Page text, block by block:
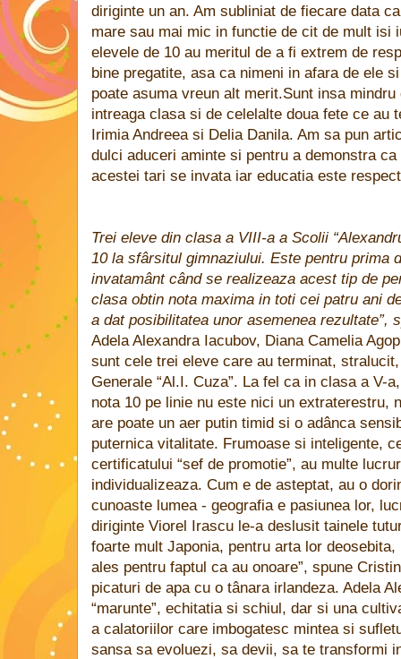
diriginte un an. Am subliniat de fiecare data
mare sau mai mic in functie de cit de mult isi
elevele de 10 au meritul de a fi extrem de
bine pregatite, asa ca nimeni in afara de ele
poate asuma vreun alt merit.Sunt insa
intreaga clasa si de celelalte doua fete ce au
Irimia Andreea si Delia Danila. Am sa pun
dulci aduceri aminte si pentru a demonstra
acestei tari se invata iar educatia este
Trei eleve din clasa a VIII-a a Scolii
10 la sfârsitul gimnaziului. Este pentru prima
invatamânt când se realizeaza acest tip de
clasa obtin nota maxima in toti cei patru ani
a dat posibilitatea unor asemenea rezultate”,
Adela Alexandra Iacubov, Diana Camelia
sunt cele trei eleve care au terminat,
Generale “Al.I. Cuza”. La fel ca in clasa a V-
nota 10 pe linie nu este nici un extraterestru,
are poate un aer putin timid si o adânca
puternica vitalitate. Frumoase si inteligente,
certificatului “sef de promotie”, au multe
individualizeaza. Cum e de asteptat, au o
cunoaste lumea - geografia e pasiunea lor,
diriginte Viorel Irascu le-a deslusit tainele
foarte mult Japonia, pentru arta lor
ales pentru faptul ca au onoare”, spune
picaturi de apa cu o tânara irlandeza. Adela
“marunte”, echitatia si schiul, dar si una
a calatoriilor care imbogatesc mintea si
sansa sa evoluezi, sa devii, sa te transformi